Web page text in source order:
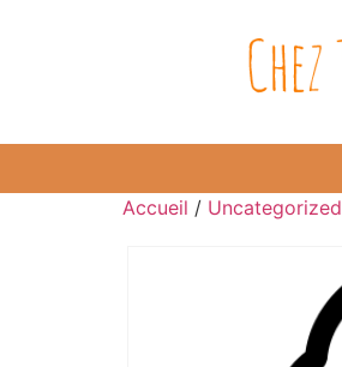
Accueil / Uncategorized